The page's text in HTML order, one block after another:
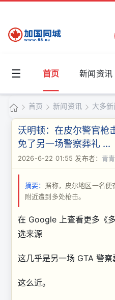
☰ 首页 新闻资讯
加
国
同
城
›
首页 新闻资讯
›
大多新
沃明顿：在皮尔警官枪
免了另一场警察葬礼 ...
2026-6-22 01:55 发布者： 青
摘要：据称，皮尔地区一名便
附近遭到多处枪击。
在 Google 上查看更多《
选来源
这几乎是另一场 GTA 警察
这么近。